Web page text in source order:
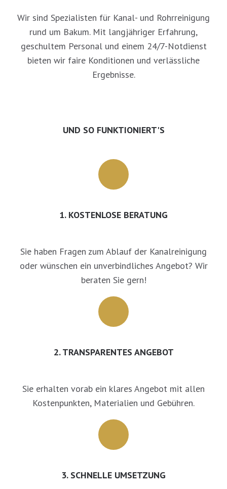
Wir sind Spezialisten für Kanal- und Rohrreinigung
rund um Bakum. Mit langjähriger Erfahrung,
geschultem Personal und einem 24/7-Notdienst
bieten wir faire Konditionen und verlässliche
Ergebnisse.
UND SO FUNKTIONIERT'S
1. KOSTENLOSE BERATUNG
Sie haben Fragen zum Ablauf der Kanalreinigung
oder wünschen ein unverbindliches Angebot? Wir
beraten Sie gern!
2. TRANSPARENTES ANGEBOT
Sie erhalten vorab ein klares Angebot mit allen
Kostenpunkten, Materialien und Gebühren.
3. SCHNELLE UMSETZUNG